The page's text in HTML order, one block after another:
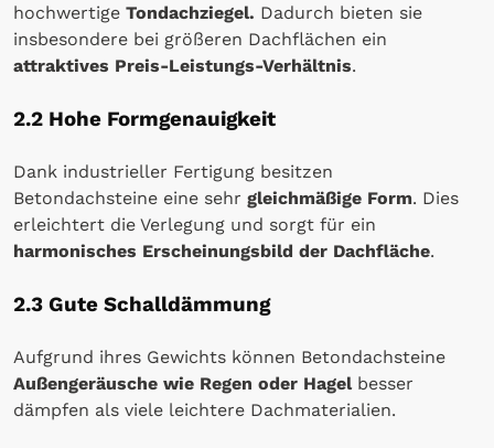
hochwertige Tondachziegel. Dadurch bieten sie
insbesondere bei größeren Dachflächen ein
attraktives Preis-Leistungs-Verhältnis.
2.2 Hohe Formgenauigkeit
Dank industrieller Fertigung besitzen
Betondachsteine eine sehr gleichmäßige Form. Dies
erleichtert die Verlegung und sorgt für ein
harmonisches Erscheinungsbild der Dachfläche.
2.3 Gute Schalldämmung
Aufgrund ihres Gewichts können Betondachsteine
Außengeräusche wie Regen oder Hagelbesser
dämpfen als viele leichtere Dachmaterialien.